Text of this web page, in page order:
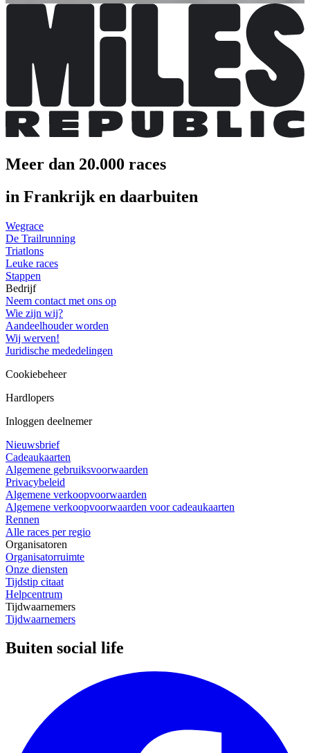
Meer dan 20.000 races
in Frankrijk en daarbuiten
Wegrace
De Trailrunning
Triatlons
Leuke races
Stappen
Bedrijf
Neem contact met ons op
Wie zijn wij?
Aandeelhouder worden
Wij werven!
Juridische mededelingen
Cookiebeheer
Hardlopers
Inloggen deelnemer
Nieuwsbrief
Cadeaukaarten
Algemene gebruiksvoorwaarden
Privacybeleid
Algemene verkoopvoorwaarden
Algemene verkoopvoorwaarden voor cadeaukaarten
Rennen
Alle races per regio
Organisatoren
Organisatorruimte
Onze diensten
Tijdstip citaat
Helpcentrum
Tijdwaarnemers
Tijdwaarnemers
Buiten social life